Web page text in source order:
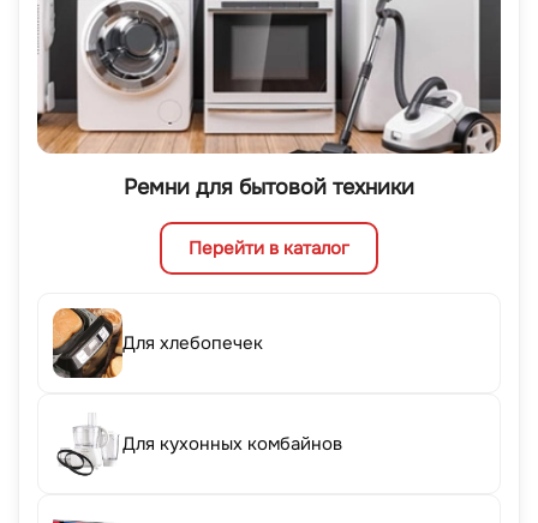
Ремни для бытовой техники
Перейти в каталог
Для хлебопечек
Для кухонных комбайнов